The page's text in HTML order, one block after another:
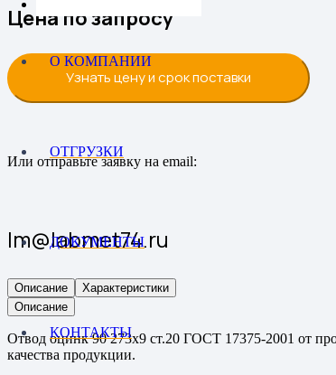
О КОМПАНИИ
ОТГРУЗКИ
ДОКУМЕНТЫ
КОНТАКТЫ
Цена по запросу
Узнать цену и срок поставки
Или отправьте заявку на email:
lm@labmet74.ru
Описание
Характеристики
Описание
Отвод оцинк 90 273х9 ст.20 ГОСТ 17375-2001 от
качества продукции.